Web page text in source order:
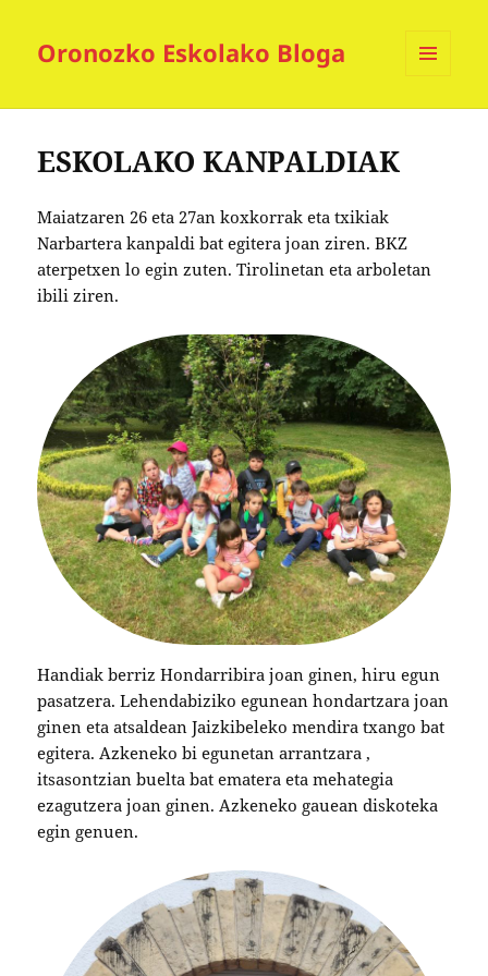
Oronozko Eskolako Bloga
ESKOLAKO KANPALDIAK
Maiatzaren 26 eta 27an koxkorrak eta txikiak
Narbartera kanpaldi bat egitera joan ziren. BKZ
aterpetxen lo egin zuten. Tirolinetan eta arboletan
ibili ziren.
Handiak berriz Hondarribira joan ginen, hiru egun
pasatzera. Lehendabiziko egunean hondartzara joan
ginen eta atsaldean Jaizkibeleko mendira txango bat
egitera. Azkeneko bi egunetan arrantzara ,
itsasontzian buelta bat ematera eta mehategia
ezagutzera joan ginen. Azkeneko gauean diskoteka
egin genuen.